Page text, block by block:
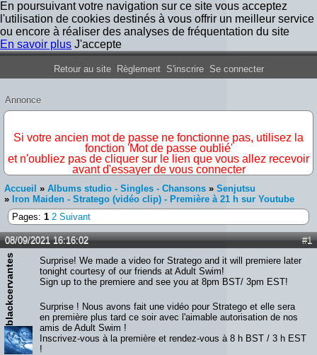
En poursuivant votre navigation sur ce site vous acceptez
l'utilisation de cookies destinés à vous offrir un meilleur service
ou encore à réaliser des analyses de fréquentation du site
En savoir plus J'accepte
Forum Iron Maiden France
Retour au site Règlement S'inscrire Se connecter
Annonce
Si votre ancien mot de passe ne fonctionne pas, utilisez la
fonction 'Mot de passe oublié'
et n'oubliez pas de cliquer sur le lien que vous allez recevoir
avant d'essayer de vous connecter
Accueil » Albums studio - Singles - Chansons » Senjutsu
» Iron Maiden - Stratego (vidéo clip) - Première à 21 h sur Youtube
Pages: 1 2 Suivant
#1
08/09/2021 16:16:02
blackcervantes
Surprise! We made a video for Stratego and it will premiere later
tonight courtesy of our friends at Adult Swim!
Sign up to the premiere and see you at 8pm BST/ 3pm EST!
Surprise ! Nous avons fait une vidéo pour Stratego et elle sera
en première plus tard ce soir avec l'aimable autorisation de nos
amis de Adult Swim !
Inscrivez-vous à la première et rendez-vous à 8 h BST / 3 h EST
!